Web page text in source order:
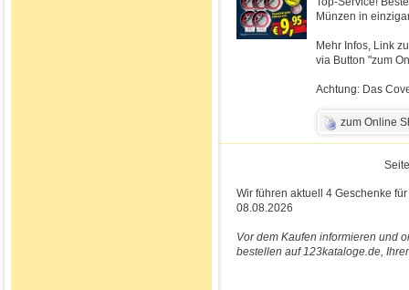
Münzen in
Mehr Infos, Link
via Button "zum
Achtung: Das
zum Online
Wir führen aktuell 4 Geschenke
08.08.2026
Vor dem Kaufen informieren und
bestellen auf 123kataloge.de,